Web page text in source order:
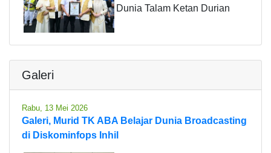
Dunia Talam Ketan Durian
Galeri
Rabu, 13 Mei 2026
Galeri, Murid TK ABA Belajar Dunia Broadcasting
di Diskominfops Inhil